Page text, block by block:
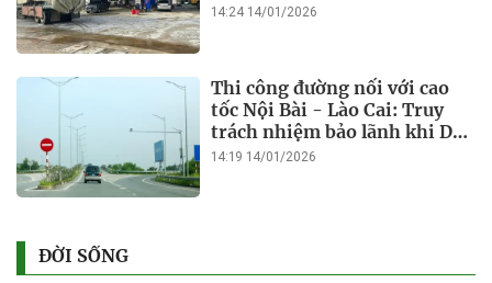
14:24 14/01/2026
Thi công đường nối với cao
tốc Nội Bài - Lào Cai: Truy
trách nhiệm bảo lãnh khi Duy
Bảo chậm tiến độ?
14:19 14/01/2026
ĐỜI SỐNG